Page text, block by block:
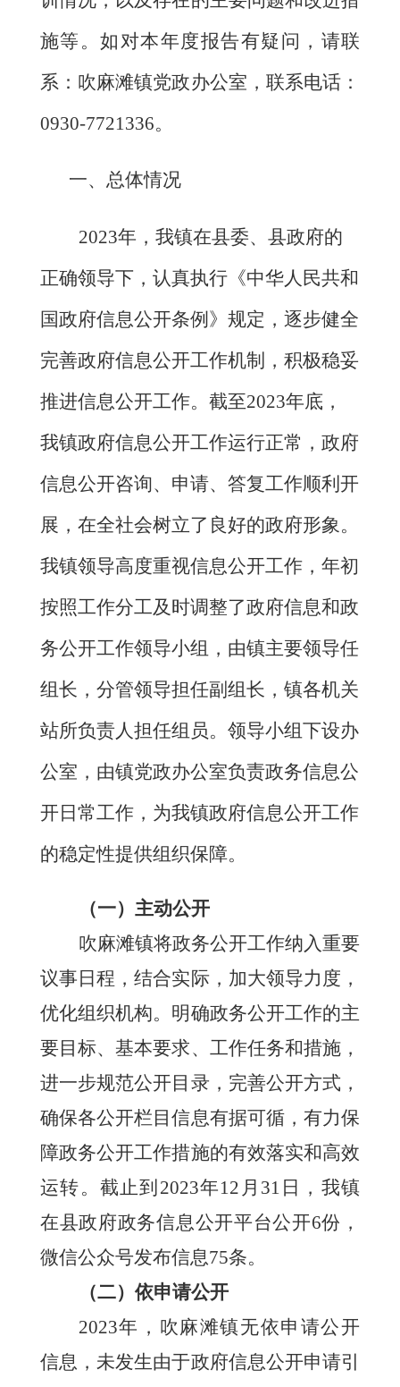
施等。如对本年度报告有疑问，请联
系：吹麻滩镇党政办公室，联系电话：
0930-7721336。
一、 总体情况
2023年，我镇在县委、县政府的
正确领导下，认真执行《中华人民共和
国政府信息公开条例》规定，逐步健全
完善政府信息公开工作机制，积极稳妥
推进信息公开工作。截至2023年底，
我镇政府信息公开工作运行正常，政府
信息公开咨询、申请、答复工作顺利开
展，在全社会树立了良好的政府形象。
我镇领导高度重视信息公开工作，年初
按照工作分工及时调整了政府信息和政
务公开工作领导小组，由镇主要领导任
组长，分管领导担任副组长，镇各机关
站所负责人担任组员。领导小组下设办
公室，由镇党政办公室负责政务信息公
开日常工作，为我镇政府信息公开工作
的稳定性提供组织保障。
（一）主动公开
吹麻滩镇将政务公开工作纳入重要
议事日程，结合实际，加大领导力度，
优化组织机构。 明确政务公开工作的主
要目标、基本要求、工作任务和措施，
进一步规范公开目录，完善公开方式，
确保各公开栏目信息有据可循，有力保
障政务公开工作措施的有效落实和高效
运转。截止到 2023年12月31日， 我镇
在县政府政务信息公开平台公开6份，
微信公众号发布信息75条。
（二） 依申请公开
2023年， 吹麻滩镇无依申请公开
信息，未发生由于政府信息公开申请引